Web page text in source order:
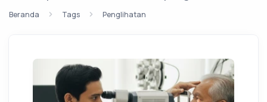
Beranda Tags Penglihatan